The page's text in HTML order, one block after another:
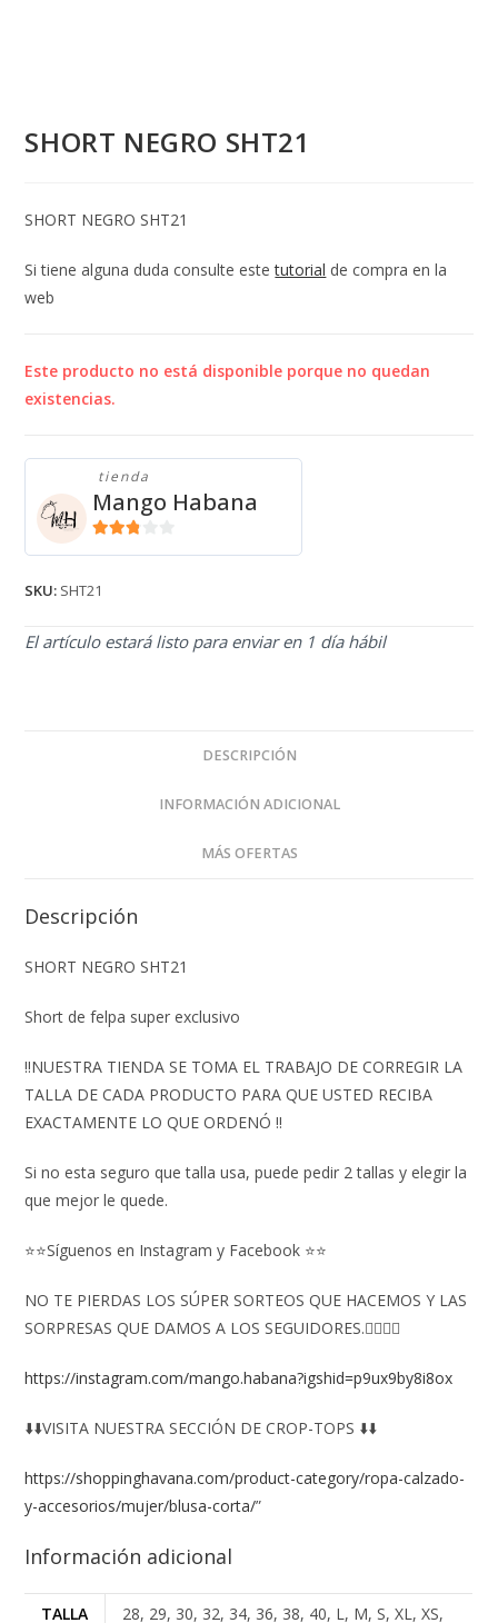
SHORT NEGRO SHT21
SHORT NEGRO SHT21
Si tiene alguna duda consulte estetutorial de compra en la
web
Este producto no está disponible porque no quedan
existencias.
tienda
Mango Habana
SKU: SHT21
El artículo estará listo para enviar en 1 día hábil
DESCRIPCIÓN
INFORMACIÓN ADICIONAL
MÁS OFERTAS
Descripción
SHORT NEGRO SHT21
Short de felpa super exclusivo
‼️NUESTRA TIENDA SE TOMA EL TRABAJO DE CORREGIR LA
TALLA DE CADA PRODUCTO PARA QUE USTED RECIBA
EXACTAMENTE LO QUE ORDENÓ ‼️
Si no esta seguro que talla usa, puede pedir 2 tallas y elegir la
que mejor le quede.
⭐⭐Síguenos en Instagram y Facebook ⭐⭐
NO TE PIERDAS LOS SÚPER SORTEOS QUE HACEMOS Y LAS
SORPRESAS QUE DAMOS A LOS SEGUIDORES.👇🏻👇🏻
https://instagram.com/mango.habana?igshid=p9ux9by8i8ox
⬇️⬇️VISITA NUESTRA SECCIÓN DE CROP-TOPS ⬇️⬇️
https://shoppinghavana.com/product-category/ropa-calzado-
y-accesorios/mujer/blusa-corta/”
Información adicional
TALLA 28, 29, 30, 32, 34, 36, 38, 40, L, M, S, XL, XS,